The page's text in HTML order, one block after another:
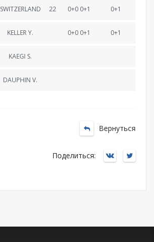
SWITZERLAND 22 0+0 0+1 0+1
KELLER Y. 0+0 0+1 0+1
KAEGI S.
DAUPHIN V.
Вернуться
Поделиться: